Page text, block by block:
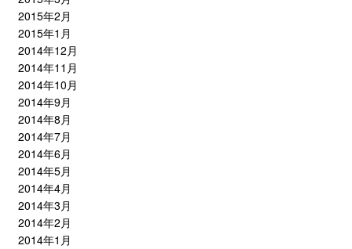
2015年2月
2015年1月
2014年12月
2014年11月
2014年10月
2014年9月
2014年8月
2014年7月
2014年6月
2014年5月
2014年4月
2014年3月
2014年2月
2014年1月